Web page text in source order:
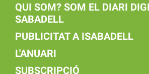
QUI SOM? SOM EL DIARI
SABADELL
PUBLICITAT A ISABADELL
L'ANUARI
SUBSCRIPCIÓ